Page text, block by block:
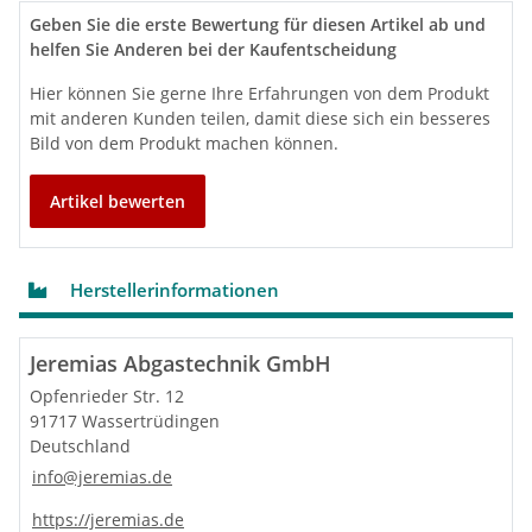
1 × Wetterkragen / Wandrosette
1 × Dachdurchführung 0-48° rot Wakaflex,
unabhängig von der Dacheindeckung, 500 x 560
mm
1 × Längenelement 500mm DN 80/125 – System
TWIN - PL
1 × Reinigungselement mit Drehverschluss innen
und Schnappverschluss außen (bis 120°/5000Pa)
(druckdichte konzentrische Verbindungsleitung aus
Kunststoff (PP) für raumluftunabhängigen Betrieb)
CE-zertifizierte, konzentrische, druckdichte
Abgasleitung im Gebäude mit Kunststoff-Innenrohr
und eloverzinktem Außenrohr für Feuerstätten in
raumluftunabhängiger Betriebsweise oder bei
Verwendung der Feuerstätte als Dachheizzentrale.
Produkteigenschaften
Anbindung von Kesselsystemen in
Geben Sie die erste Bewertung für diesen Artikel ab und
helfen Sie Anderen bei der Kaufentscheidung
Hier können Sie gerne Ihre Erfahrungen von dem Produkt
mit anderen Kunden teilen, damit diese sich ein besseres
Bild von dem Produkt machen können.
Artikel bewerten
Herstellerinformationen
Jeremias Abgastechnik GmbH
Opfenrieder Str. 12
91717 Wassertrüdingen
Deutschland
info@jeremias.de
https://jeremias.de